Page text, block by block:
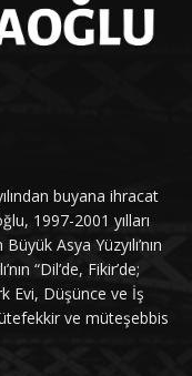
buyana ihracat
1997-2001 yılları
Asya Yüzyılı’nın
“Dil’de, Fikir’de;
Evi, Düşünce ve İş
ve müteşebbis